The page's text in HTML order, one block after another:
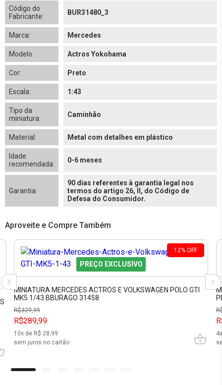
Código do
Fabricante:
BUR31480_3
Marca: Mercedes
Modelo: Actros Yokohama
Cor: Preto
Escala: 1:43
Tipo da
miniatura:
Caminhão
Material: Metal com detalhes em plástico
Idade
recomendada:
0-6 meses
Garantia:
90 dias referentes à garantia legal nos
termos do artigo 26, II, do Código de
Defesa do Consumidor.
Aproveite e Compre Também
12% OFF
PREÇO EXCLUSIVO
MINIATURA MERCEDES ACTROS E VOLKSWAGEN POLO GTI
MK5 1/43 BBURAGO 31458
R$329,99
R$289,99
10x de R$ 28,99
sem juros no cartão
4